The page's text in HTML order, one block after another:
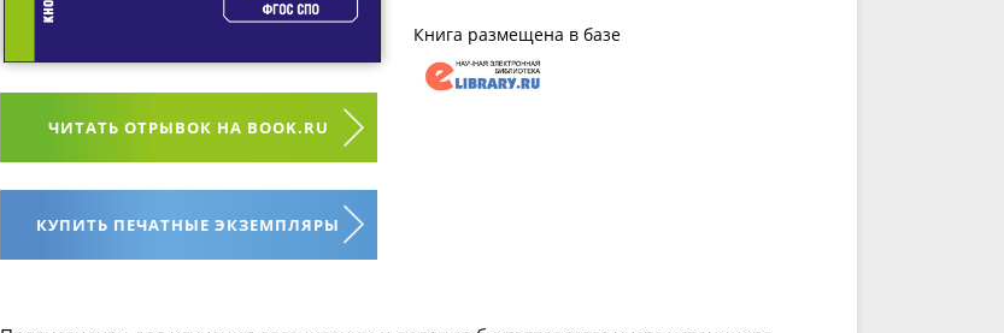
ЧИТАТЬ ОТРЫВОК НА BOOK.RU
КУПИТЬ ПЕЧАТНЫЕ ЭКЗЕМПЛЯРЫ
Книга размещена в базе